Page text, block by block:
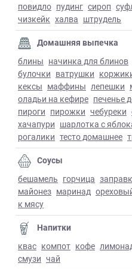
повидло пудинг сироп
чизкейк халва штрудель
Домашняя выпечка
блины начинка для блинов
булочки ватрушки
кексы маффины лепешки
оладьи на кефире печенье
пироги пирожки чебуреки
хачапури шарлотка с
рогалики тесто домашнее
Соусы
бешамель горчица
майонез маринад
к мясу
Напитки
квас компот кофе
смузи чай